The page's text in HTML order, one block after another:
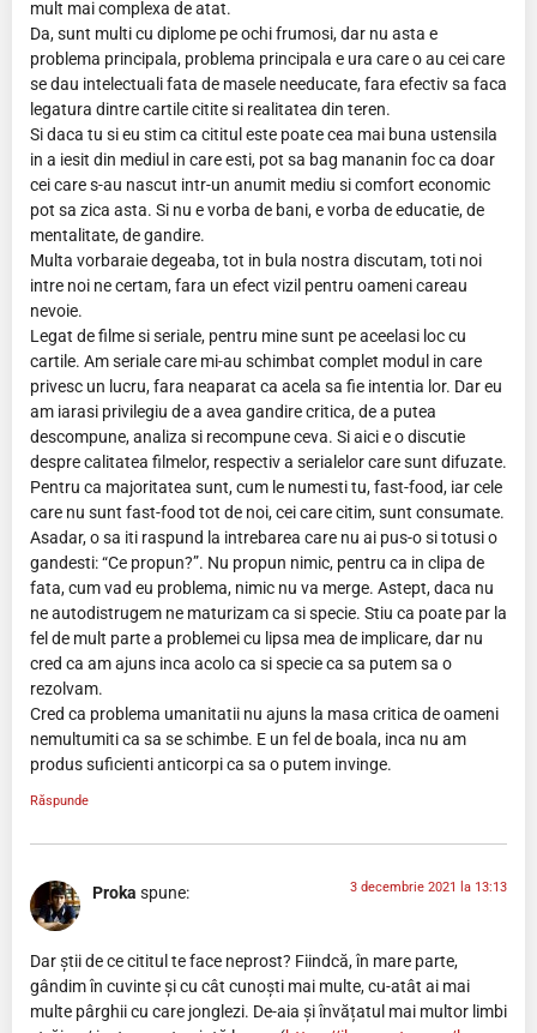
mult mai complexa de atat.
Da, sunt multi cu diplome pe ochi frumosi, dar nu asta e
problema principala, problema principala e ura care o au cei care
se dau intelectuali fata de masele needucate, fara efectiv sa faca
legatura dintre cartile citite si realitatea din teren.
Si daca tu si eu stim ca cititul este poate cea mai buna ustensila
in a iesit din mediul in care esti, pot sa bag mananin foc ca doar
cei care s-au nascut intr-un anumit mediu si comfort economic
pot sa zica asta. Si nu e vorba de bani, e vorba de educatie, de
mentalitate, de gandire.
Multa vorbaraie degeaba, tot in bula nostra discutam, toti noi
intre noi ne certam, fara un efect vizil pentru oameni careau
nevoie.
Legat de filme si seriale, pentru mine sunt pe aceelasi loc cu
cartile. Am seriale care mi-au schimbat complet modul in care
privesc un lucru, fara neaparat ca acela sa fie intentia lor. Dar eu
am iarasi privilegiu de a avea gandire critica, de a putea
descompune, analiza si recompune ceva. Si aici e o discutie
despre calitatea filmelor, respectiv a serialelor care sunt difuzate.
Pentru ca majoritatea sunt, cum le numesti tu, fast-food, iar cele
care nu sunt fast-food tot de noi, cei care citim, sunt consumate.
Asadar, o sa iti raspund la intrebarea care nu ai pus-o si totusi o
gandesti: “Ce propun?”. Nu propun nimic, pentru ca in clipa de
fata, cum vad eu problema, nimic nu va merge. Astept, daca nu
ne autodistrugem ne maturizam ca si specie. Stiu ca poate par la
fel de mult parte a problemei cu lipsa mea de implicare, dar nu
cred ca am ajuns inca acolo ca si specie ca sa putem sa o
rezolvam.
Cred ca problema umanitatii nu ajuns la masa critica de oameni
nemultumiti ca sa se schimbe. E un fel de boala, inca nu am
produs suficienti anticorpi ca sa o putem invinge.
Răspunde
Proka spune: 3 decembrie 2021 la 13:13
Dar știi de ce cititul te face neprost? Fiindcă, în mare parte,
gândim în cuvinte și cu cât cunoști mai multe, cu-atât ai mai
multe pârghii cu care jonglezi. De-aia și învățatul mai multor limbi